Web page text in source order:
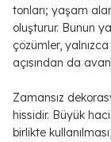
tonları; yaşam
oluşturur. Bunun
çözümler,
açısından da
Zamansız
hissidir. Büyük
birlikte